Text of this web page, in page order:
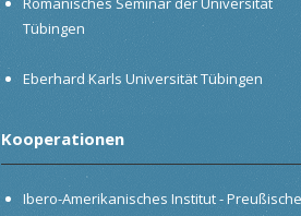
Tübingen
Eberhard Karls Universität Tübingen
Kooperationen
Ibero-Amerikanisches Institut -